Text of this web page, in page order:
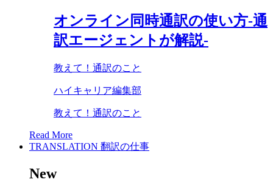
オンライン同時通訳の使い方-通
訳エージェントが解説-
教えて！通訳のこと
ハイキャリア編集部
教えて！通訳のこと
Read More
TRANSLATION 翻訳の仕事
New